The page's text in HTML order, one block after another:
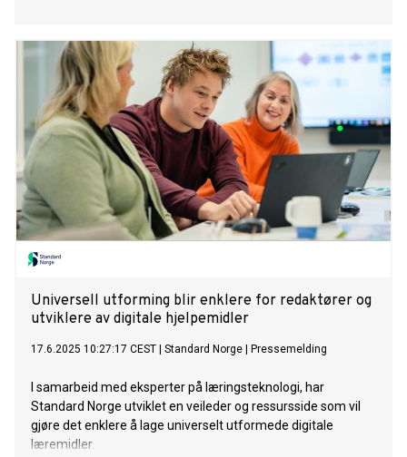
Universell utforming blir enklere for redaktører og
utviklere av digitale hjelpemidler
17.6.2025 10:27:17 CEST Standard Norge Pressemelding
I samarbeid med eksperter på læringsteknologi, har
Standard Norge utviklet en veileder og ressursside som vil
gjøre det enklere å lage universelt utformede digitale
læremidler.